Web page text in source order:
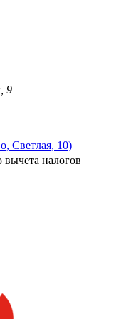
9
Светлая, 10)
вычета налогов